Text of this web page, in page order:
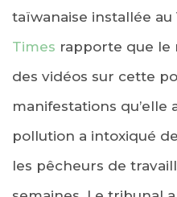
taïwanaise installée au
Times rapporte que le
des vidéos sur cette
manifestations qu’elle
pollution a intoxiqué
les pêcheurs de